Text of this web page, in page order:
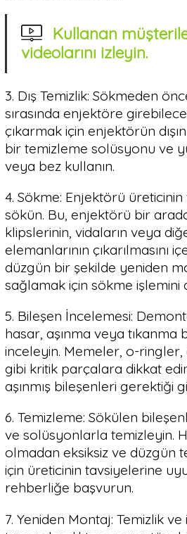
Kullanan
videolarını izleyin.
3. Dış Temizlik: Sökmeden
sırasında enjektöre
çıkarmak için enjektörün
bir temizleme solüsyonu ve
veya bez kullanın.
4. Sökme: Enjektörü
sökün. Bu, enjektörü bir
klipslerinin, vidaların veya
elemanlarının çıkarılmasını
düzgün bir şekilde yeniden
sağlamak için sökme işlemini
5. Bileşen İncelemesi:
hasar, aşınma veya tıkanma
inceleyin. Memeler, o-
gibi kritik parçalara dikkat
aşınmış bileşenleri gerektiği
6. Temizleme: Sökülen
ve solüsyonlarla temizleyin.
olmadan eksiksiz ve düzgün
için üreticinin tavsiyelerine
rehberliğe başvurun.
7. Yeniden Montaj: Temizlik